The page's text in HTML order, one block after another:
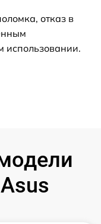
отказ в
использовании.